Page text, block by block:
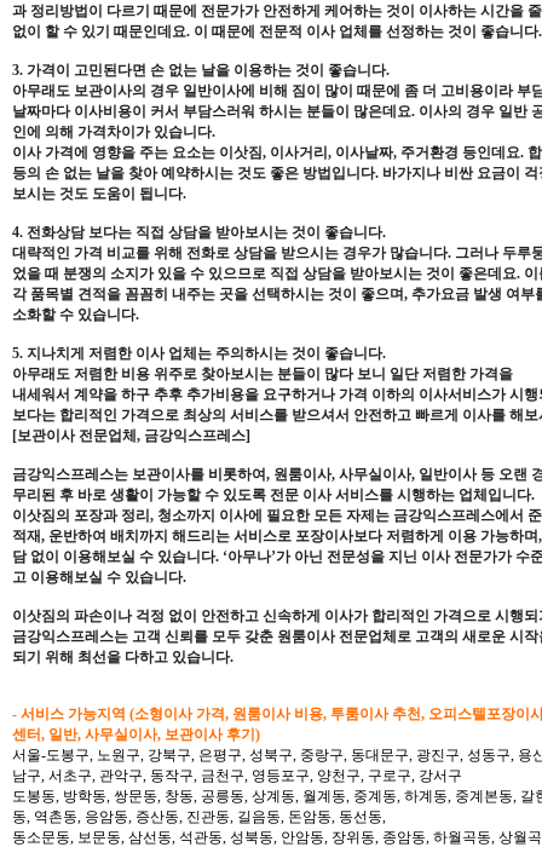
과 정리방법이 다르기 때문에 전문가가 안전하게 케어하는 것이 이사하는 시간을
없이 할 수 있기 때문인데요. 이 때문에 전문적 이사 업체를 선정하는 것이 좋습니다.
3. 가격이 고민된다면 손 없는 날을 이용하는 것이 좋습니다.
아무래도 보관이사의 경우 일반이사에 비해 짐이 많이 때문에 좀 더 고비용이라 부
날짜마다 이사비용이 커서 부담스러워 하시는 분들이 많은데요. 이사의 경우 일반
인에 의해 가격차이가 있습니다.
이사 가격에 영향을 주는 요소는 이삿짐, 이사거리, 이사날짜, 주거환경 등인데요.
등의 손 없는 날을 찾아 예약하시는 것도 좋은 방법입니다. 바가지나 비싼 요금이
보시는 것도 도움이 됩니다.
4. 전화상담 보다는 직접 상담을 받아보시는 것이 좋습니다.
대략적인 가격 비교를 위해 전화로 상담을 받으시는 경우가 많습니다. 그러나 두루
었을 때 분쟁의 소지가 있을 수 있으므로 직접 상담을 받아보시는 것이 좋은데요.
각 품목별 견적을 꼼꼼히 내주는 곳을 선택하시는 것이 좋으며, 추가요금 발생 여
소화할 수 있습니다.
5. 지나치게 저렴한 이사 업체는 주의하시는 것이 좋습니다.
아무래도 저렴한 비용 위주로 찾아보시는 분들이 많다 보니 일단 저렴한 가격을
내세워서 계약을 하구 추후 추가비용을 요구하거나 가격 이하의 이사서비스가 시
보다는 합리적인 가격으로 최상의 서비스를 받으셔서 안전하고 빠르게 이사를 해
[보관이사 전문업체, 금강익스프레스]
금강익스프레스는 보관이사를 비롯하여, 원룸이사, 사무실이사, 일반이사 등 오랜
무리된 후 바로 생활이 가능할 수 있도록 전문 이사 서비스를 시행하는 업체입니다.
이삿짐의 포장과 정리, 청소까지 이사에 필요한 모든 자제는 금강익스프레스에서
적재, 운반하여 배치까지 해드리는 서비스로 포장이사보다 저렴하게 이용 가능하
담 없이 이용해보실 수 있습니다. ‘아무나’가 아닌 전문성을 지닌 이사 전문가가
고 이용해보실 수 있습니다.
이삿짐의 파손이나 걱정 없이 안전하고 신속하게 이사가 합리적인 가격으로 시행
금강익스프레스는 고객 신뢰를 모두 갖춘 원룸이사 전문업체로 고객의 새로운 시
되기 위해 최선을 다하고 있습니다.
- 서비스 가능지역 (소형이사 가격, 원룸이사 비용, 투룸이사 추천, 오피스텔포장이
센터, 일반, 사무실이사, 보관이사 후기)
서울-도봉구, 노원구, 강북구, 은평구, 성북구, 중랑구, 동대문구, 광진구, 성동구,
남구, 서초구, 관악구, 동작구, 금천구, 영등포구, 양천구, 구로구, 강서구
도봉동, 방학동, 쌍문동, 창동, 공릉동, 상계동, 월계동, 중계동, 하계동, 중계본동,
동, 역촌동, 응암동, 증산동, 진관동, 길음동, 돈암동, 동선동,
동소문동, 보문동, 삼선동, 석관동, 성북동, 안암동, 장위동, 종암동, 하월곡동, 상월